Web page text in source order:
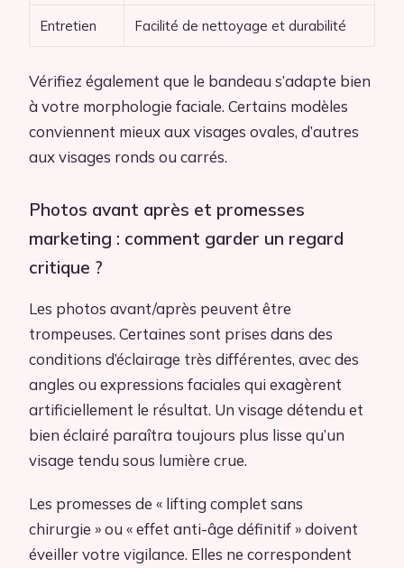
Entretien Facilité de nettoyage et durabilité
Vérifiez également que le bandeau s’adapte bien
à votre morphologie faciale. Certains modèles
conviennent mieux aux visages ovales, d’autres
aux visages ronds ou carrés.
Photos avant après et promesses
marketing : comment garder un regard
critique ?
Les photos avant/après peuvent être
trompeuses. Certaines sont prises dans des
conditions d’éclairage très différentes, avec des
angles ou expressions faciales qui exagèrent
artificiellement le résultat. Un visage détendu et
bien éclairé paraîtra toujours plus lisse qu’un
visage tendu sous lumière crue.
Les promesses de « lifting complet sans
chirurgie » ou « effet anti-âge définitif » doivent
éveiller votre vigilance. Elles ne correspondent